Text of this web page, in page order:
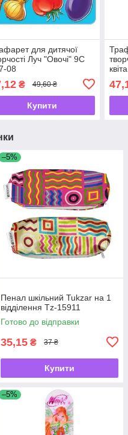
для дитячої
Луч "Овочі" 9С
08
₴ 49,60 ₴
Купити
–5%
Пенал шкільний Tukzar на 1
відділення Tz-15911
Готово до відправки
35,15 ₴ 37 ₴
Купити
–5%